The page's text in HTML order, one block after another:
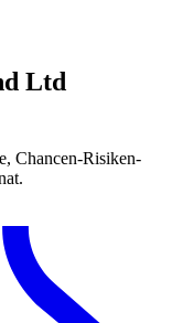
Ltd
Chancen-Risiken-